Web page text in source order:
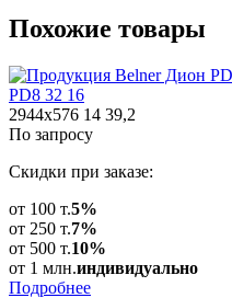
Похожие товары
PD8 32 16
2944x576 14 39,2
По запросу
Скидки при заказе:
от 100 т.5%
от 250 т.7%
от 500 т.10%
от 1 млн.индивидуально
Подробнее